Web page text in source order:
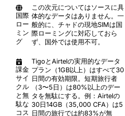
国際
ロー
ミン
グ
この次元についてはソースに具
体的なデータはありません。一
般的に、チャドの現地SIMは国
際ローミングに対応しておら
ず、国外では使用不可。
課金
サイ
クル
と無
駄な
コス
TigoとAirtelの実用的なデータ
プラン（1GB以上）はすべて30
日間の有効期限。短期旅行者
（3〜5日）は80%以上のデー
タを無駄にする。例：Airtelの
30日14GB（35,000 CFA）は5
日間の旅行では約83%が無